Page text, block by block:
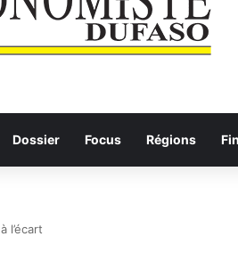
Dossier Focus Régions
l’écart